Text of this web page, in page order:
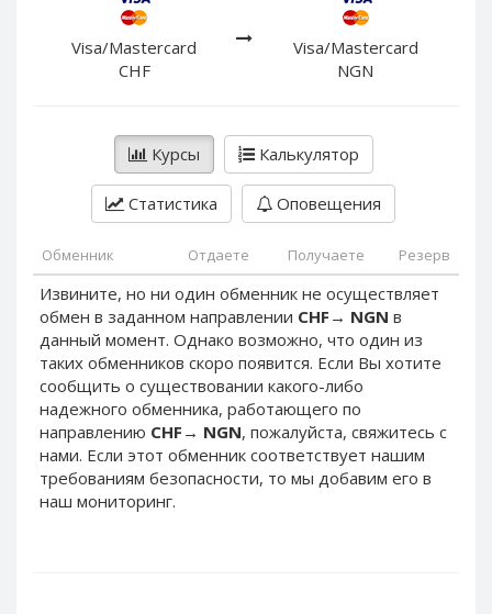
Visa/Mastercard
CHF
Visa/Mastercard
NGN
Курсы Калькулятор
Статистика Оповещения
Обменник Отдаете Получаете Резерв
Извините, но ни один обменник не осуществляет
обмен в заданном направлении CHF → NGN в
данный момент. Однако возможно, что один из
таких обменников скоро появится. Если Вы хотите
сообщить о существовании какого-либо
надежного обменника, работающего по
направлению CHF → NGN, пожалуйста, свяжитесь с
нами. Если этот обменник соответствует нашим
требованиям безопасности, то мы добавим его в
наш мониторинг.
PayPal DKK
PayPal HKD
PayPal NOK
PayPal PLN
PayPal SGD
PayPal CHF
PayPal MYR
Webmoney WMZ
Webmoney WMR
Webmoney WME
Webmoney WMU
Webmoney WMK
Webmoney WMG
PayPal DKK
PayPal HKD
PayPal JPY
PayPal NOK
PayPal PLN
PayPal SGD
PayPal CHF
PayPal MYR
Webmoney WMZ
Webmoney WMR
Webmoney WME
Webmoney WMU
Webmoney WMK